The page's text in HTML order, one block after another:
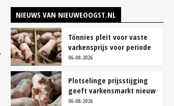
NIEUWS VAN NIEUWEOOGST.NL
Tönnies pleit voor vaste
varkensprijs voor periode
van zes maanden
06-08-2026
Plotselinge prijsstijging
geeft varkensmarkt nieuw
perspectief
06-08-2026